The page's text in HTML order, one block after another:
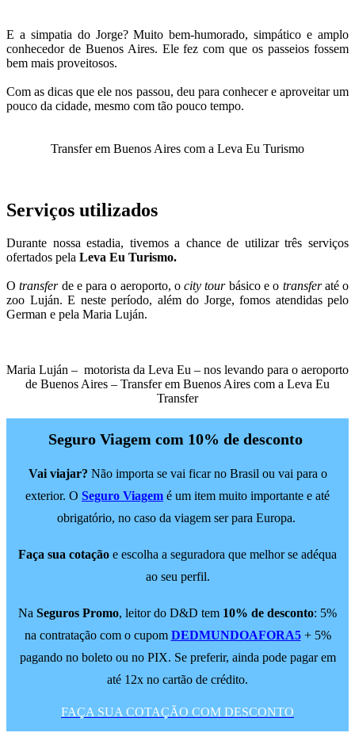
E a simpatia do Jorge? Muito bem-humorado, simpático e amplo
conhecedor de Buenos Aires. Ele fez com que os passeios fossem
bem mais proveitosos.
Com as dicas que ele nos passou, deu para conhecer e aproveitar um
pouco da cidade, mesmo com tão pouco tempo.
Transfer em Buenos Aires com a Leva Eu Turismo
Serviços utilizados
Durante nossa estadia, tivemos a chance de utilizar três serviços
ofertados pela Leva Eu Turismo.
Otransfer de e para o aeroporto, ocity tourbásico e o transferaté o
zoo Luján. E neste período, além do Jorge, fomos atendidas pelo
German e pela Maria Luján.
Maria Luján – motorista da Leva Eu – nos levando para o aeroporto
de Buenos Aires – Transfer em Buenos Aires com a Leva Eu
Transfer
Seguro Viagem com 10% de desconto
Vai viajar? Não importa se vai ficar no Brasil ou vai para o
exterior. O Seguro Viagem é um item muito importante e até
obrigatório, no caso da viagem ser para Europa.
Faça sua cotação e escolha a seguradora que melhor se adéqua
ao seu perfil.
Na Seguros Promo, leitor do D&D tem 10% de desconto: 5%
na contratação com o cupom DEDMUNDOAFORA5+ 5%
pagando no boleto ou no PIX. Se preferir, ainda pode pagar em
até 12x no cartão de crédito.
FAÇA SUA COTAÇÃO COM DESCONTO